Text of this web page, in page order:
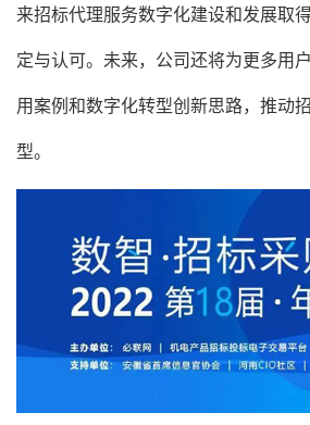
来招标代理服务数字化建设和发展取
定与认可。未来，公司还将为更多用
用案例和数字化转型创新思路，推动
型。